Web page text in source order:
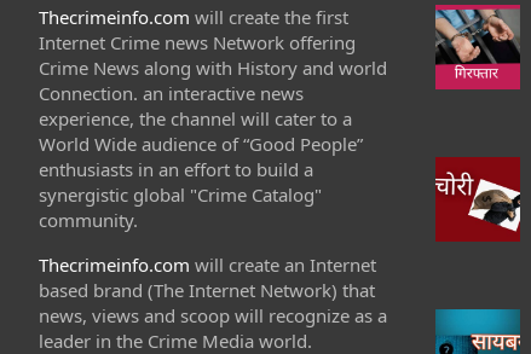
Thecrimeinfo.com will create the first
Internet Crime news Network offering
Crime News along with History and world
Connection. an interactive news
experience, the channel will cater to a
World Wide audience of “Good People”
enthusiasts in an effort to build a
synergistic global "Crime Catalog"
community.
Thecrimeinfo.com will create an Internet
based brand (The Internet Network) that
news, views and scoop will recognize as a
leader in the Crime Media world.